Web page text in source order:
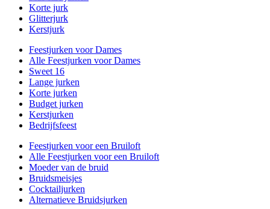
Korte jurk
Glitterjurk
Kerstjurk
Feestjurken voor Dames
Alle Feestjurken voor Dames
Sweet 16
Lange jurken
Korte jurken
Budget jurken
Kerstjurken
Bedrijfsfeest
Feestjurken voor een Bruiloft
Alle Feestjurken voor een Bruiloft
Moeder van de bruid
Bruidsmeisjes
Cocktailjurken
Alternatieve Bruidsjurken